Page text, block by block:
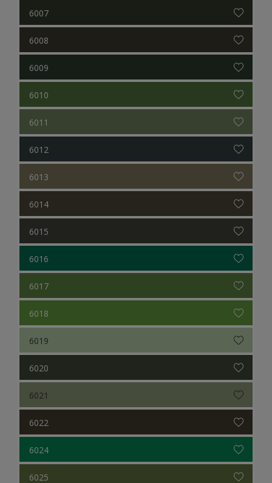
6007
6008
6009
6010
6011
6012
6013
6014
6015
6016
6017
6018
6019
6020
6021
6022
6024
6025